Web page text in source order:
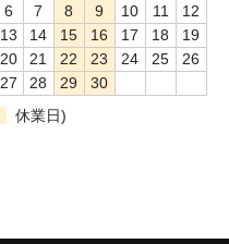
6
7 8 9 10 11
12
13
14 15 16 17 18
19
20
21 22 23 24 25
26
27
28 29
30
休業日)